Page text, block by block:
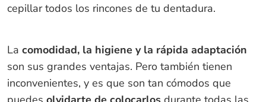
cepillar todos los rincones de tu dentadura.
La comodidad, la higiene y la rápida adaptación
son sus grandes ventajas. Pero también tienen
inconvenientes, y es que son tan cómodos que